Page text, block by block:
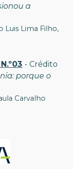
a
Luis Lima Filho,
3 - Crédito
:porque o
Carvalho